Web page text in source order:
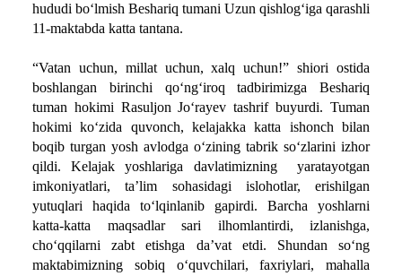
hududi bo‘lmish Beshariq tumani Uzun qishlog‘iga qarashli
11-maktabda katta tantana.
“Vatan uchun, millat uchun, xalq uchun!” shiori ostida
boshlangan birinchi qo‘ng‘iroq tadbirimizga Beshariq
tuman hokimi Rasuljon Jo‘rayev tashrif buyurdi. Tuman
hokimi ko‘zida quvonch, kelajakka katta ishonch bilan
boqib turgan yosh avlodga o‘zining tabrik so‘zlarini izhor
qildi. Kelajak yoshlariga davlatimizning yaratayotgan
imkoniyatlari, ta’lim sohasidagi islohotlar, erishilgan
yutuqlari haqida to‘lqinlanib gapirdi. Barcha yoshlarni
katta-katta maqsadlar sari ilhomlantirdi, izlanishga,
cho‘qqilarni zabt etishga da’vat etdi. Shundan so‘ng
maktabimizning sobiq o‘quvchilari, faxriylari, mahalla